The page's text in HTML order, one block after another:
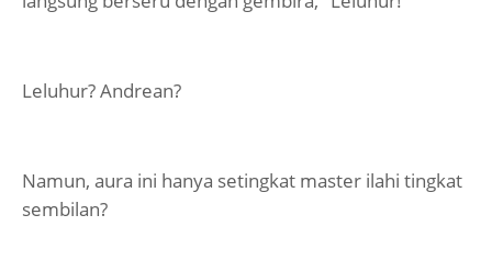
Leluhur? Andrean?
Namun, aura ini hanya setingkat master ilahi tingkat
sembilan?